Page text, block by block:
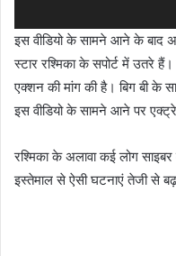
इस वीडियो के सामने आने के बाद
स्टार रश्मिका के सपोर्ट में उतरे
एक्शन की मांग की है। बिग बी के
इस वीडियो के सामने आने पर
रश्मिका के अलावा कई लोग
इस्तेमाल से ऐसी घटनाएं तेजी से बढ़